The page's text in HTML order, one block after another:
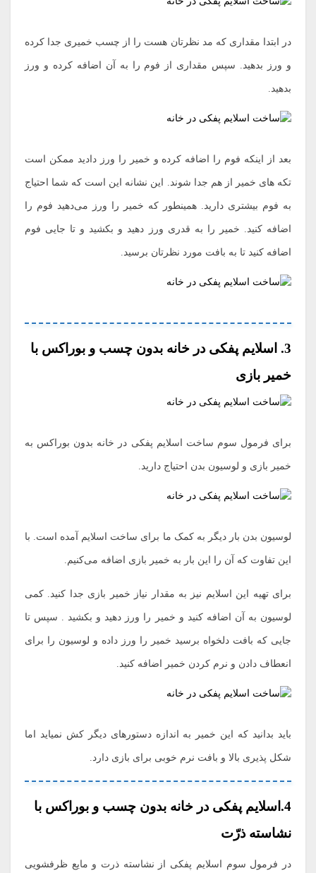
در ابتدا مقداری که مد نظرتان هست را از چسب خمیری جدا کرده
و ورز بدهید. سپس مقداری از فوم را به آن اضافه کرده و ورز
بدهید.
بعد از اینکه فوم را اضافه کرده و خمیر را ورز دادید ممکن است
تکه های خمیر از هم جدا شوند. این نشانه این است که شما احتیاج
به فوم بیشتری دارید. همینطور که خمیر را ورز می‌دهید فوم را
اضافه کنید. خمیر را به قدری ورز دهید و بکشید و تا جایی فوم
اضافه کنید تا به بافت مورد نظرتان برسید.
3. اسلایم پفکی در خانه بدون چسب و بوراکس با
خمیر بازی
برای فرمول سوم ساخت اسلایم پفکی در خانه بدون بوراکس به
خمیر بازی و لوسیون بدن احتیاج دارید.
لوسیون بدن بار دیگر به کمک ما برای ساخت اسلایم آمده است. با
این تفاوت که آن را این بار به خمیر بازی اضافه می‌کنیم.
برای تهیه این اسلایم نیز به مقدار نیاز خمیر بازی جدا کنید. کمی
لوسیون به آن اضافه کنید و خمیر را ورز دهید و بکشید . سپس تا
جایی که بافت دلخواه برسید خمیر را ورز داده و لوسیون را برای
انعطاف دادن و نرم کردن خمیر اضافه کنید.
باید بدانید که این خمیر به اندازه دستورهای دیگر کش نمیاید اما
شکل پذیری بالا و بافت نرم خوبی برای بازی دارد.
4.اسلایم پفکی در خانه بدون چسب و بوراکس با
نشاسته ذرّت
در فرمول سوم اسلایم پفکی از نشاسته ذرت و مایع ظرفشویی